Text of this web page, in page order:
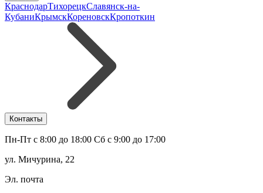
КраснодарТихорецкСлавянск-на-
КубаниКрымскКореновскКропоткин
Контакты
Пн-Пт с 8:00 до 18:00 Сб с 9:00 до 17:00
ул. Мичурина, 22
Эл. почта